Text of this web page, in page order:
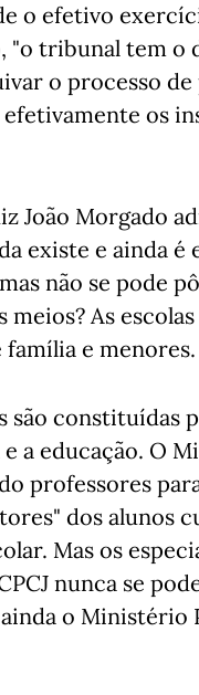
o efetivo
"o tribunal tem o
o processo
os
João Morgado
existe e ainda é
não se pode
As
e menores.
são constituídas
e a educação. O
professores
dos alunos
Mas os
nunca se
o Ministério